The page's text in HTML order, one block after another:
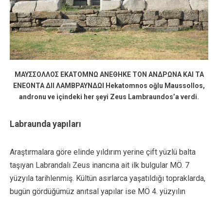
MAYΣΣOΛΛOΣ EKATOMNΩ ANEΘHKE TON ANΔPΩNA KAI TA
ENEONTA ΔII ΛAMBPAYNΔΩI Hekatomnos oğlu Maussollos,
andronu ve içindeki her şeyi Zeus Lambraundos’a verdi.
Labraunda yapıları
Araştırmalara göre elinde yıldırım yerine çift yüzlü balta
taşıyan Labrandalı Zeus inancına ait ilk bulgular MÖ. 7
yüzyıla tarihlenmiş. Kültün asırlarca yaşatıldığı topraklarda,
bugün gördüğümüz anıtsal yapılar ise MÖ 4. yüzyılın